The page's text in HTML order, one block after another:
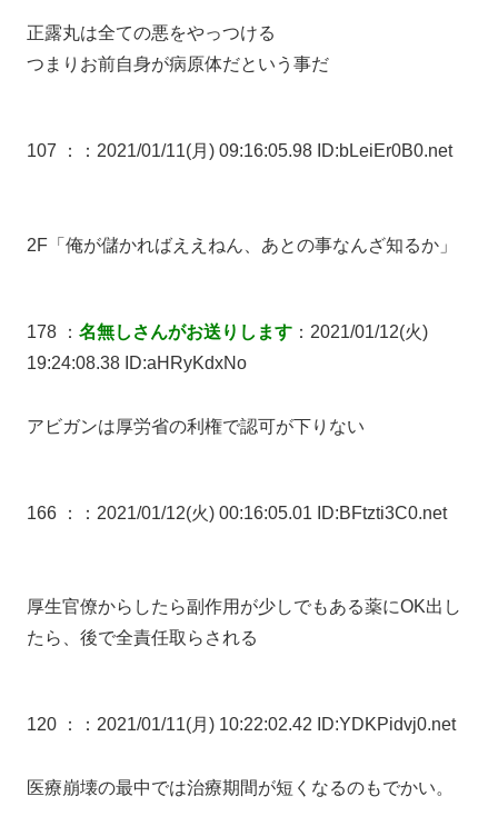
正露丸は全ての悪をやっつける
つまりお前自身が病原体だという事だ
107 ： ：2021/01/11(月) 09:16:05.98 ID:bLeiEr0B0.net
2F「俺が儲かればええねん、あとの事なんざ知るか」
178 ： 名無しさんがお送りします ：2021/01/12(火)
19:24:08.38 ID:aHRyKdxNo
アビガンは厚労省の利権で認可が下りない
166 ： ：2021/01/12(火) 00:16:05.01 ID:BFtzti3C0.net
厚生官僚からしたら副作用が少しでもある薬にOK出し
たら、後で全責任取らされる
120 ： ：2021/01/11(月) 10:22:02.42 ID:YDKPidvj0.net
医療崩壊の最中では治療期間が短くなるのもでかい。